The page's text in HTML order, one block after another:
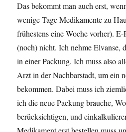
Das bekommt man auch erst,
wenige Tage Medikamente zu
frühestens eine Woche vorher).
(noch) nicht. Ich nehme Elvanse,
in einer Packung. Ich muss also
Arzt in der Nachbarstadt, um ein
bekommen. Dabei muss ich
ich die neue Packung brauche,
berücksichtigen, und